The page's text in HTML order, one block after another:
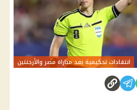
انتقادات تحكيمية بعد مباراة مصر والأرجنتين